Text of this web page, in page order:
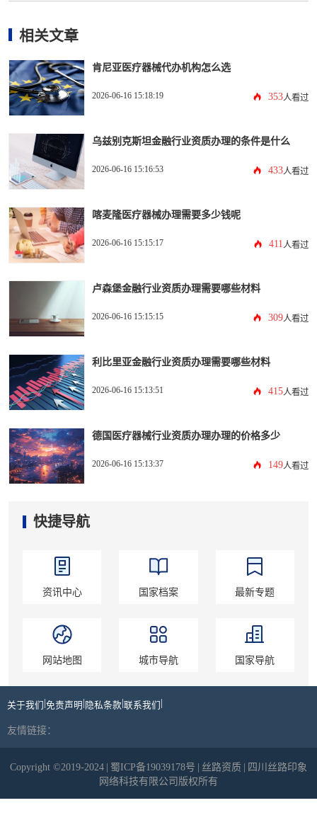
相关文章
肯尼亚医疗器械代办机构怎么选
2026-06-16 15:18:19 353人看过
乌兹别克斯坦金融行业资质办理的条件是什么
2026-06-16 15:16:53 433人看过
喀麦隆医疗器械办理需要多少钱呢
2026-06-16 15:15:17 411 人看过
卢森堡金融行业资质办理需要哪些材料
2026-06-16 15:15:15 309人看过
利比里亚金融行业资质办理需要哪些材料
2026-06-16 15:13:51 415人看过
德国医疗器械行业资质办理办理的价格多少
2026-06-16 15:13:37 149人看过
快捷导航
资讯中心 国家档案 最新专题
网站地图 城市导航 国家导航
关于我们 |免责声明 | 隐私条款|联系我们 |
友情链接：
Copyright ©2019-2024 | 蜀ICP备19039178号 | 丝路资质 | 四川丝路印象
网络科技有限公司版权所有